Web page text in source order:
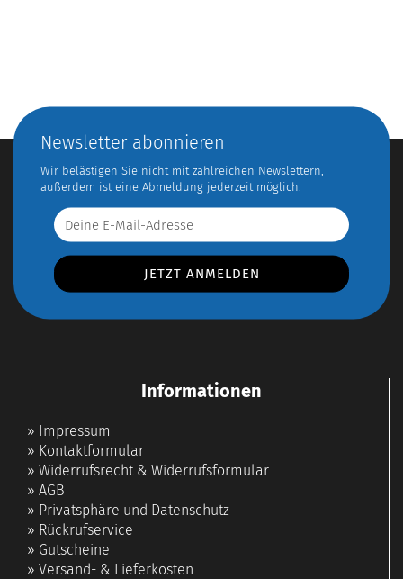
Newsletter abonnieren
Wir belästigen Sie nicht mit zahlreichen Newslettern,
außerdem ist eine Abmeldung jederzeit möglich.
Informationen
» Impressum
» Kontaktformular
» Widerrufsrecht & Widerrufsformular
» AGB
» Privatsphäre und Datenschutz
» Rückrufservice
» Gutscheine
» Versand- & Lieferkosten